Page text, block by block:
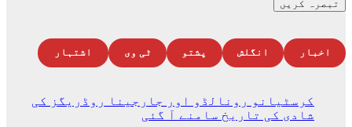
اخبار انگلش پشتو ٹی وی اشتہار
کرسٹیانو رونالڈو اور جارجینا روڈریگز کی
شادی کی تاریخ سامنے آ گئی